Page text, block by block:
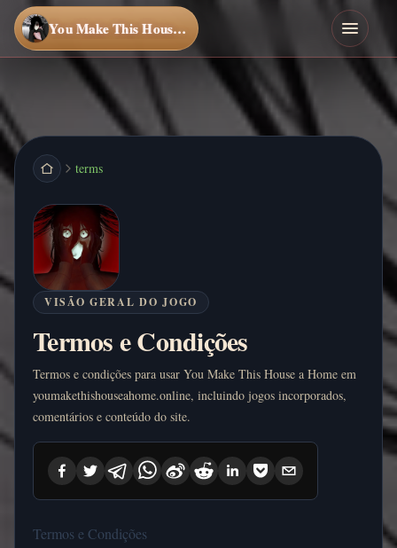
You Make This House a Home
terms
VISÃO GERAL DO JOGO
Termos e Condições
Termos e condições para usar You Make This House a Home em
youmakethishouseahome.online, incluindo jogos incorporados,
comentários e conteúdo do site.
Termos e Condições